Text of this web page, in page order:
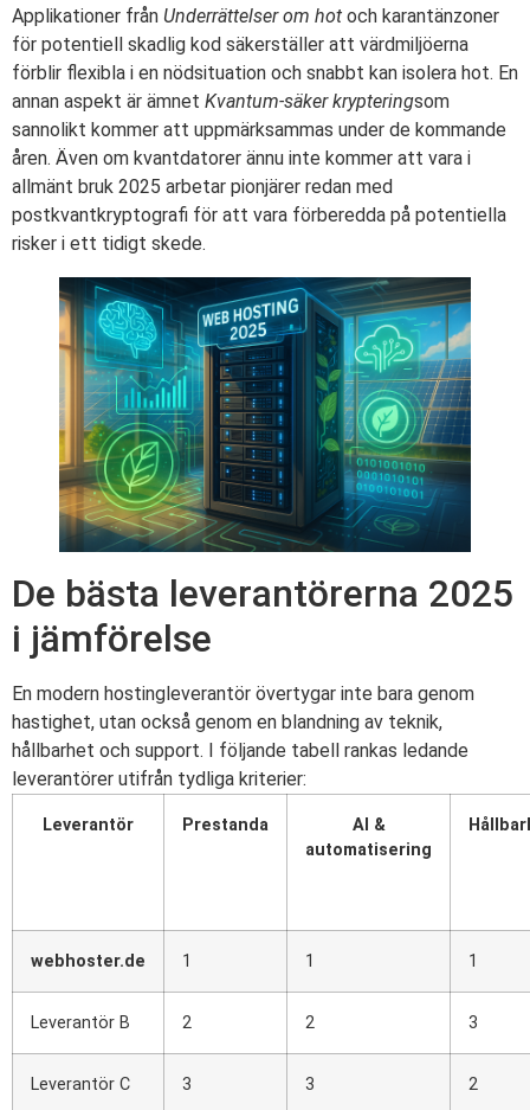
Applikationer från Underrättelser om hot och karantänzoner
för potentiell skadlig kod säkerställer att värdmiljöerna
förblir flexibla i en nödsituation och snabbt kan isolera hot. En
annan aspekt är ämnet Kvantum-säker krypteringsom
sannolikt kommer att uppmärksammas under de kommande
åren. Även om kvantdatorer ännu inte kommer att vara i
allmänt bruk 2025 arbetar pionjärer redan med
postkvantkryptografi för att vara förberedda på potentiella
risker i ett tidigt skede.
De bästa leverantörerna 2025
i jämförelse
En modern hostingleverantör övertygar inte bara genom
hastighet, utan också genom en blandning av teknik,
hållbarhet och support. I följande tabell rankas ledande
leverantörer utifrån tydliga kriterier:
Leverantör Prestanda
AI &
automatisering
webhoster.de 1 1 1
Leverantör B 2 2 3
Leverantör C 3 3 2